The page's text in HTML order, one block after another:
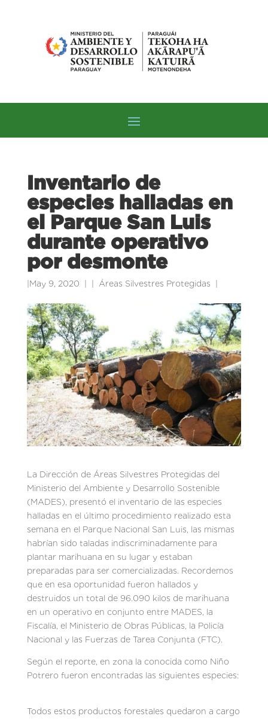
Inventario de
especies halladas en
el Parque San Luis
durante operativo
por desmonte
May 9, 2020 Áreas Silvestres Protegidas
La Dirección de Áreas Silvestres Protegidas del
Ministerio del Ambiente y Desarrollo Sostenible
(MADES), presentó el inventario de las especies
halladas en el último procedimiento realizado esta
semana en el Parque Nacional San Luis, las mismas
habrían sido taladas indiscriminadamente para
plantar marihuana en su lugar y estaban
preparadas para ser comercializadas. Recordemos
que en esa oportunidad fueron hallados y
destruidos un total de 96.090 kilos de marihuana
en un operativo en conjunto entre MADES, la
Fiscalía, el Ministerio de Obras Públicas, la Policía
Nacional y las Fuerzas de Tarea Conjunta (FTC).
Según el reporte, en zona la conocida como Niño
Potrero fueron encontradas las siguientes especies:
Todos estos productos forestales quedaron a cargo